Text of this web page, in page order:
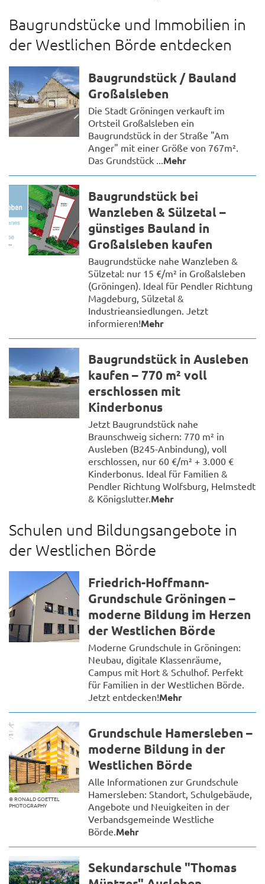
Baugrundstücke und Immobilien in
der Westlichen Börde entdecken
Baugrundstück / Bauland
Großalsleben
Die Stadt Gröningen verkauft im
Ortsteil Großalsleben ein
Baugrundstück in der Straße "Am
Anger" mit einer Größe von 767m².
Das Grundstück ... Mehr
Baugrundstück bei
Wanzleben & Sülzetal –
günstiges Bauland in
Großalsleben kaufen
Baugrundstücke nahe Wanzleben &
Sülzetal: nur 15 €/m² in Großalsleben
(Gröningen). Ideal für Pendler Richtung
Magdeburg, Sülzetal &
Industrieansiedlungen. Jetzt
informieren!Mehr
Baugrundstück in Ausleben
kaufen – 770 m² voll
erschlossen mit
Kinderbonus
Jetzt Baugrundstück nahe
Braunschweig sichern: 770 m² in
Ausleben (B245-Anbindung), voll
erschlossen, nur 60 €/m² + 3.000 €
Kinderbonus. Ideal für Familien &
Pendler Richtung Wolfsburg, Helmstedt
& Königslutter. Mehr
Schulen und Bildungsangebote in
der Westlichen Börde
Friedrich-Hoffmann-
Grundschule Gröningen –
moderne Bildung im Herzen
der Westlichen Börde
Moderne Grundschule in Gröningen:
Neubau, digitale Klassenräume,
Campus mit Hort & Schulhof. Perfekt
für Familien in der Westlichen Börde.
Jetzt entdecken!Mehr
© RONALD GOETTEL
PHOTOGRAPHY
Grundschule Hamersleben –
moderne Bildung in der
Westlichen Börde
Alle Informationen zur Grundschule
Hamersleben: Standort, Schulgebäude,
Angebote und Neuigkeiten in der
Verbandsgemeinde Westliche
Börde.Mehr
Sekundarschule "Thomas